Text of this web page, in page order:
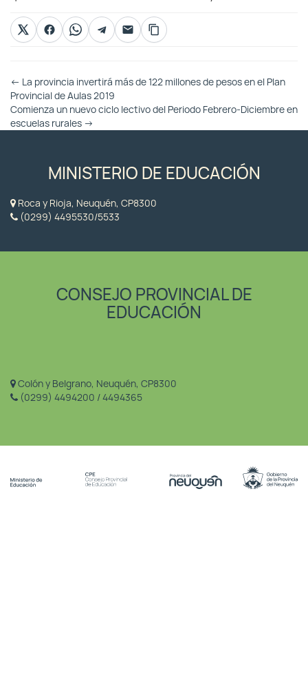
Otras
Entradas
← La provincia invertirá más de 122 millones de pesos en el Plan
Provincial de Aulas 2019
Comienza un nuevo ciclo lectivo del Periodo Febrero-Diciembre en
escuelas rurales →
MINISTERIO DE EDUCACIÓN
Roca y Rioja, Neuquén, CP8300
(0299) 4495530/5533
CONSEJO PROVINCIAL DE
EDUCACIÓN
Colón y Belgrano, Neuquén, CP8300
(0299) 4494200 / 4494365